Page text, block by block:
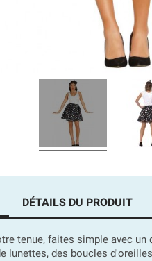
DÉTAILS DU PRODUIT
tenue, faites simple avec
lunettes, des boucles